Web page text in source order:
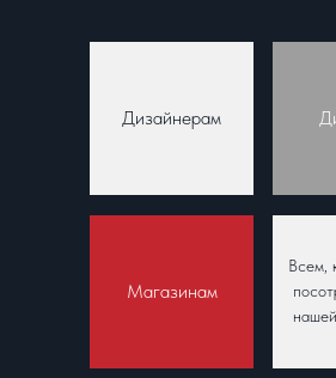
Дизайнерам
Всем,
Магазинам